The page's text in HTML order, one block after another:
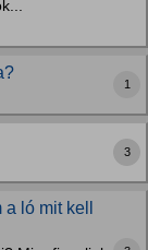
1
3
ló mit kell